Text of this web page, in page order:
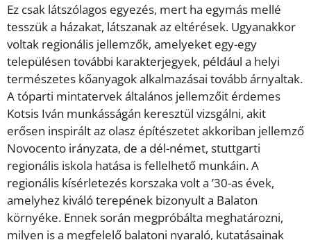
Ez csak látszólagos egyezés, mert ha egymás mellé
tesszük a házakat, látszanak az eltérések. Ugyanakkor
voltak regionális jellemzők, amelyeket egy-egy
településen további karakterjegyek, például a helyi
természetes kőanyagok alkalmazásai tovább árnyaltak.
A tóparti mintatervek általános jellemzőit érdemes
Kotsis Iván munkásságán keresztül vizsgálni, akit
erősen inspirált az olasz építészetet akkoriban jellemző
Novocento irányzata, de a dél-német, stuttgarti
regionális iskola hatása is fellelhető munkáin. A
regionális kísérletezés korszaka volt a ’30-as évek,
amelyhez kiváló terepének bizonyult a Balaton
környéke. Ennek során megpróbálta meghatározni,
milyen is a megfelelő balatoni nyaraló, kutatásainak